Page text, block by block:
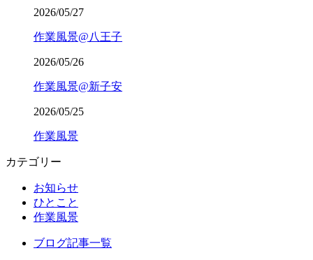
2026/05/27
作業風景@八王子
2026/05/26
作業風景@新子安
2026/05/25
作業風景
カテゴリー
お知らせ
ひとこと
作業風景
ブログ記事一覧